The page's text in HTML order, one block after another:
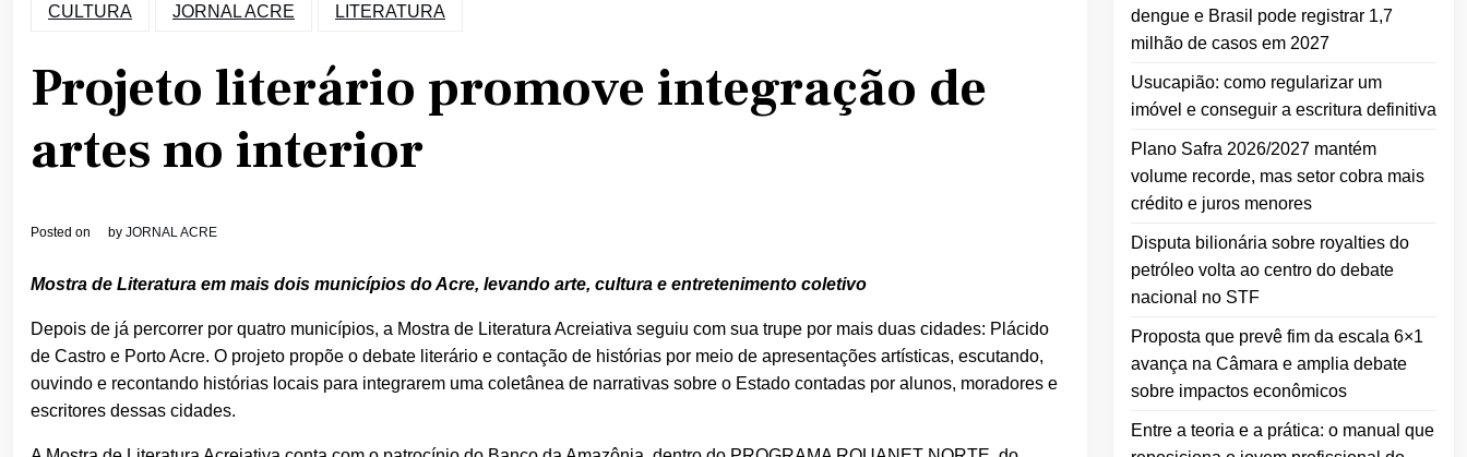
CULTURA JORNAL ACRE LITERATURA
Projeto literário promove integração de
artes no interior
Posted on by JORNAL ACRE
Mostra de Literatura em mais dois municípios do Acre, levando arte, cultura e entretenimento coletivo
Depois de já percorrer por quatro municípios, a Mostra de Literatura Acreiativa seguiu com sua trupe por mais duas cidades: Plácido
de Castro e Porto Acre. O projeto propõe o debate literário e contação de histórias por meio de apresentações artísticas, escutando,
ouvindo e recontando histórias locais para integrarem uma coletânea de narrativas sobre o Estado contadas por alunos, moradores e
escritores dessas cidades.
dengue e Brasil pode registrar 1,7
milhão de casos em 2027
Usucapião: como regularizar um
imóvel e conseguir a escritura definitiva
Plano Safra 2026/2027 mantém
volume recorde, mas setor cobra mais
crédito e juros menores
Disputa bilionária sobre royalties do
petróleo volta ao centro do debate
nacional no STF
Proposta que prevê fim da escala 6×1
avança na Câmara e amplia debate
sobre impactos econômicos
Entre a teoria e a prática: o manual que